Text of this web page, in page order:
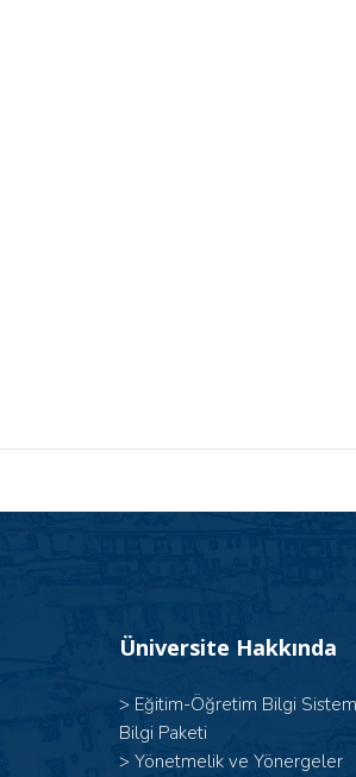
Üniversite Hakkında
> Eğitim-Öğretim Bilgi
Bilgi Paketi
> Yönetmelik ve Yönergeler